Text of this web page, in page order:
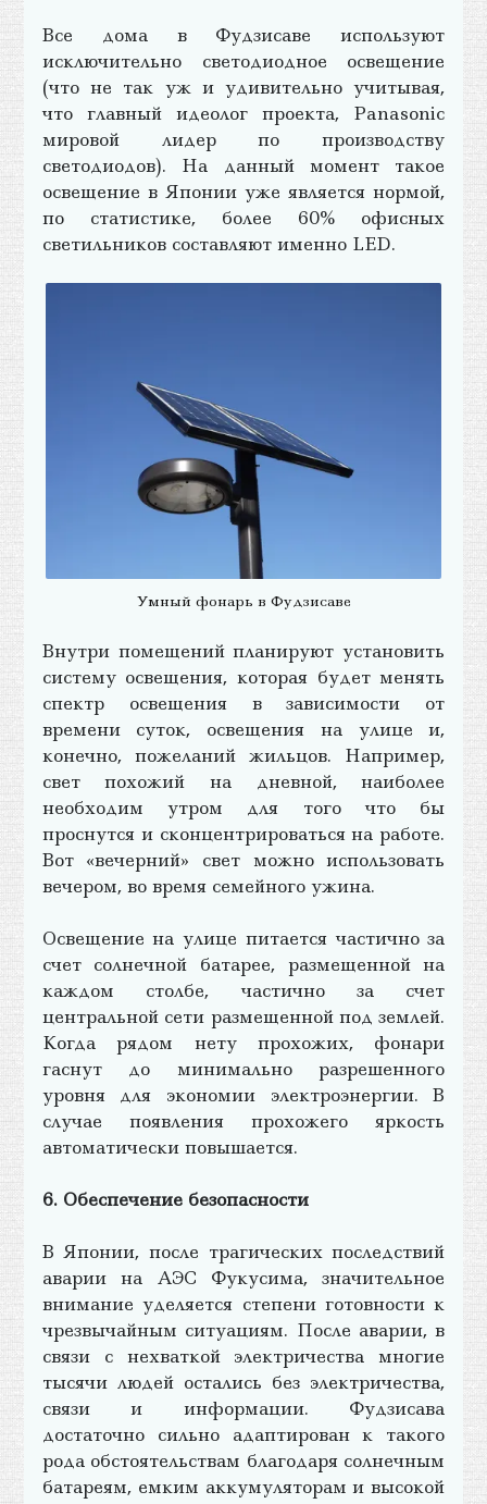
Все дома в Фудзисаве используют
исключительно светодиодное освещение
(что не так уж и удивительно учитывая,
что главный идеолог проекта, Panasonic
мировой лидер по производству
светодиодов). На данный момент такое
освещение в Японии уже является нормой,
по статистике, более 60% офисных
светильников составляют именно LED.
Умный фонарь в Фудзисаве
Внутри помещений планируют установить
систему освещения, которая будет менять
спектр освещения в зависимости от
времени суток, освещения на улице и,
конечно, пожеланий жильцов. Например,
свет похожий на дневной, наиболее
необходим утром для того что бы
проснутся и сконцентрироваться на работе.
Вот «вечерний» свет можно использовать
вечером, во время семейного ужина.
Освещение на улице питается частично за
счет солнечной батарее, размещенной на
каждом столбе, частично за счет
центральной сети размещенной под землей.
Когда рядом нету прохожих, фонари
гаснут до минимально разрешенного
уровня для экономии электроэнергии. В
случае появления прохожего яркость
автоматически повышается.
6. Обеспечение безопасности
В Японии, после трагических последствий
аварии на АЭС Фукусима, значительное
внимание уделяется степени готовности к
чрезвычайным ситуациям. После аварии, в
связи с нехваткой электричества многие
тысячи людей остались без электричества,
связи и информации. Фудзисава
достаточно сильно адаптирован к такого
рода обстоятельствам благодаря солнечным
батареям, емким аккумуляторам и высокой